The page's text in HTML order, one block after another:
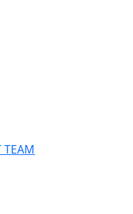
TEAM